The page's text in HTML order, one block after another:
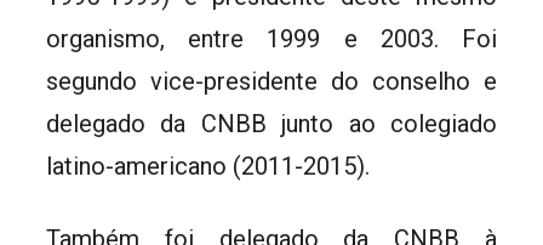
organismo, entre 1999 e 2003. Foi
segundo vice-presidente do conselho e
delegado da CNBB junto ao colegiado
latino-americano (2011-2015).